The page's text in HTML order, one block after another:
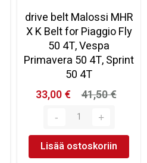
drive belt Malossi MHR
X K Belt for Piaggio Fly
50 4T, Vespa
Primavera 50 4T, Sprint
50 4T
33,00 €
41,50 €
Lisää ostoskoriin